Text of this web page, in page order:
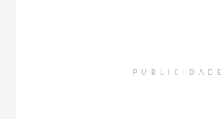
PUBLICIDADE